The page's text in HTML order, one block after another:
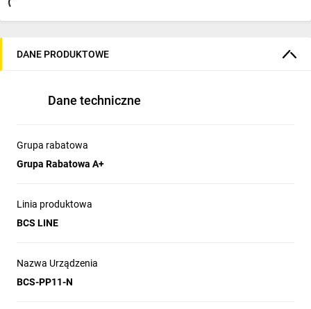
DANE PRODUKTOWE
Dane techniczne
Grupa rabatowa
Grupa Rabatowa A+
Linia produktowa
BCS LINE
Nazwa Urządzenia
BCS-PP11-N